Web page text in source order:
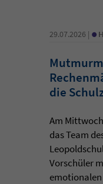
29.07.2026 | •
die
Am
das Team
Vorschüler
emotionalen